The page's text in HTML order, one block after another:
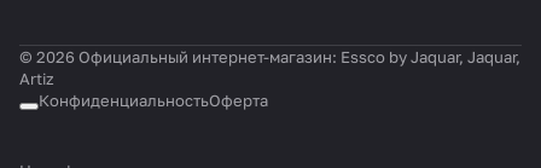
© 2026 Официальный интернет-магазин: Essco by Jaquar, Jaquar,
Artiz
КонфиденциальностьОферта